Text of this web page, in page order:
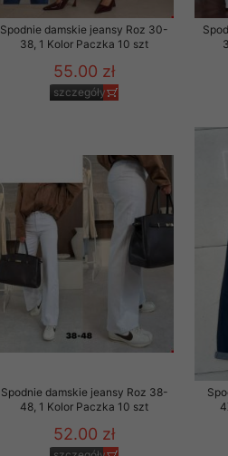
Spodnie damskie jeansy Roz 30-
38, 1 Kolor Paczka 10 szt
55.00 zł
szczegóły
Spodnie damskie jeansy Roz 38-
48, 1 Kolor Paczka 10 szt
52.00 zł